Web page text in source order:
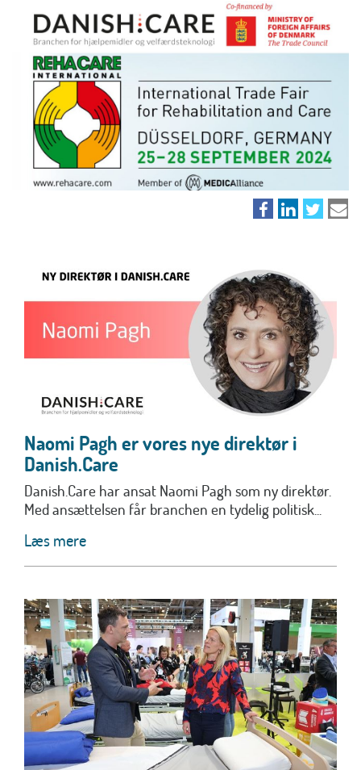
Naomi Pagh er vores nye direktør i
Danish.Care
Danish.Care har ansat Naomi Pagh som ny direktør.
Med ansættelsen får branchen en tydelig politisk...
Læs mere